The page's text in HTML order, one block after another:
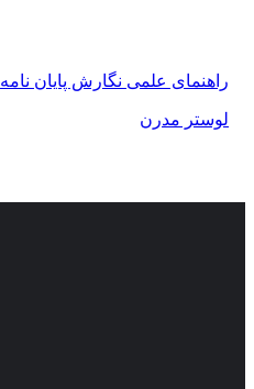
راهنمای علمی نگارش پایان نامه
لوستر مدرن